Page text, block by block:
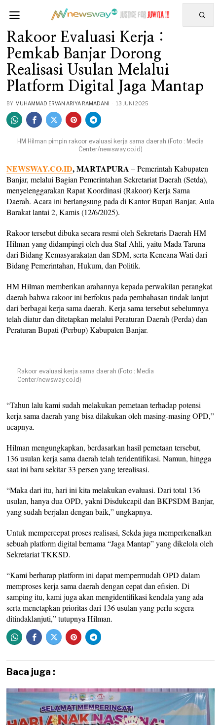
Rakoor Evaluasi Kerja :
Pemkab Banjar Dorong
Realisasi Usulan Melalui
Platform Digital Jaga Mantap
BY MUHAMMAD ERVAN ARIYA RAMADANI 13 JUNI 2025
HM Hilman pimpin rakoor evaluasi kerja sama daerah (Foto : Media
Center/newsway.co.id)
NEWSWAY.CO.ID, MARTAPURA – Pemerintah Kabupaten
Banjar, melalui Bagian Pemerintahan Sekretariat Daerah (Setda),
menyelenggarakan Rapat Koordinasi (Rakoor) Kerja Sama
Daerah. Acara ini berlangsung pada di Kantor Bupati Banjar, Aula
Barakat lantai 2, Kamis (12/6/2025).
Rakoor tersebut dibuka secara resmi oleh Sekretaris Daerah HM
Hilman yang didampingi oleh dua Staf Ahli, yaitu Mada Taruna
dari Bidang Kemasyarakatan dan SDM, serta Kencana Wati dari
Bidang Pemerintahan, Hukum, dan Politik.
HM Hilman memberikan arahannya kepada perwakilan perangkat
daerah bahwa rakoor ini berfokus pada pembahasan tindak lanjut
dari berbagai kerja sama daerah. Kerja sama tersebut sebelumnya
telah diatur dan ditetapkan melalui Peraturan Daerah (Perda) dan
Peraturan Bupati (Perbup) Kabupaten Banjar.
Rakoor evaluasi kerja sama daerah (Foto : Media
Center/newsway.co.id)
“Tahun lalu kami sudah melakukan pemetaan terhadap potensi
kerja sama daerah yang bisa dilakukan oleh masing-masing OPD,”
ucapnya.
Hilman mengungkapkan, berdasarkan hasil pemetaan tersebut,
136 usulan kerja sama daerah telah teridentifikasi. Namun, hingga
saat ini baru sekitar 33 persen yang terealisasi.
“Maka dari itu, hari ini kita melakukan evaluasi. Dari total 136
usulan, hanya dua OPD, yakni Disdukcapil dan BKPSDM Banjar,
yang sudah berjalan dengan baik,” ungkapnya.
Untuk mempercepat proses realisasi, Sekda juga memperkenalkan
sebuah platform digital bernama “Jaga Mantap” yang dikelola oleh
Sekretariat TKKSD.
“Kami berharap platform ini dapat mempermudah OPD dalam
memproses kerja sama daerah dengan cepat dan efisien. Di
samping itu, kami juga akan mengidentifikasi kendala yang ada
serta menetapkan prioritas dari 136 usulan yang perlu segera
ditindaklanjuti,” tutupnya Hilman.
Baca juga :